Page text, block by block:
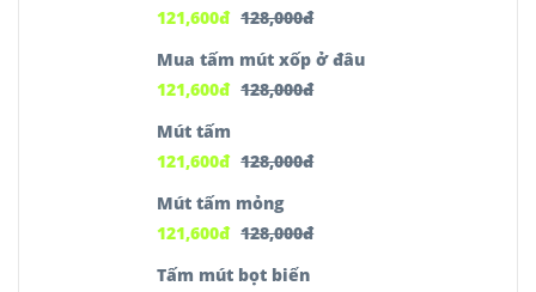
121,600đ 128,000đ
Mua tấm mút xốp ở đâu
121,600đ 128,000đ
Mút tấm
121,600đ 128,000đ
Mút tấm mỏng
121,600đ 128,000đ
Tấm mút bọt biển